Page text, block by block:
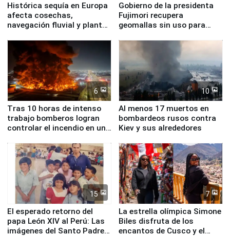
Histórica sequía en Europa
afecta cosechas,
navegación fluvial y plantas
Gobierno de la presidenta
Fujimori recupera
geomallas sin uso para
Fenómeno El Niño
6
Tras 10 horas de intenso
trabajo bomberos logran
controlar el incendio en una
de Chile
10
Al menos 17 muertos en
bombardeos rusos contra
Kiev y sus alrededores
15
El esperado retorno del
papa León XIV al Perú: Las
imágenes del Santo Padre
7
La estrella olímpica Simone
Biles disfruta de los
encantos de Cusco y el